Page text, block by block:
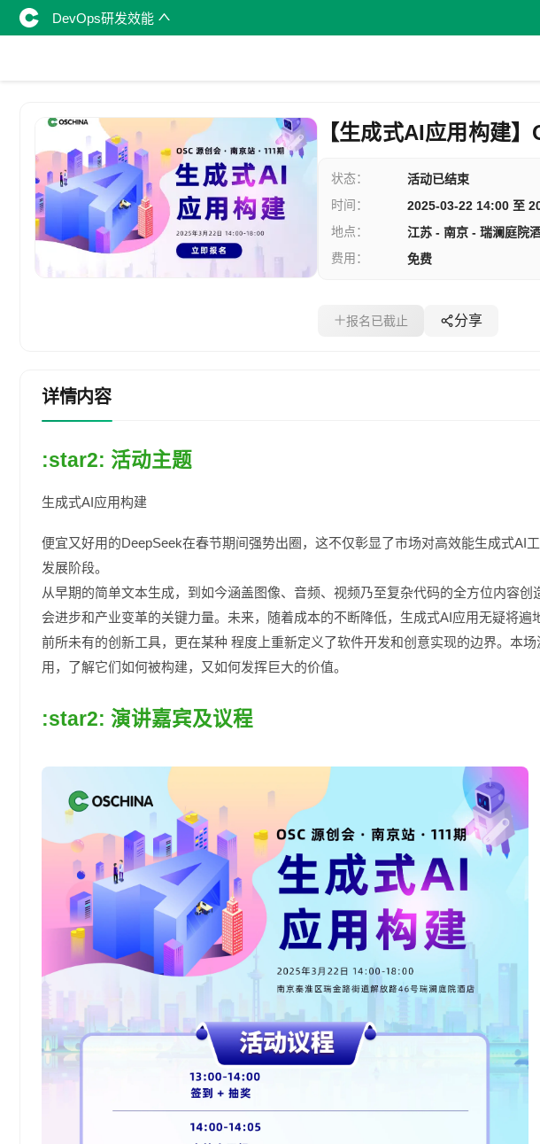
DevOps研发效能
【生成式AI应用构建
状态：
活动已结束
时间：
2025-03-22 14:00 至
地点：
江苏 - 南京 - 瑞澜庭院
费用：
免费
报名已截止 分享
详情内容
:star2: 活动主题
生成式AI应⽤构建
便宜⼜好⽤的DeepSeek在春节期间强势出圈，这不仅彰显了市场对⾼效能⽣成式AI
发展阶段。
从早期的简单⽂本⽣成，到如今涵盖图像、⾳频、视频乃⾄复杂代码的全⽅位内容
会进步和产业变⾰的关键⼒量。未来，随着成本的不断降低，⽣成式AI应⽤⽆疑将
前所未有的创新⼯具，更在某种 程度上重新定义了软件开发和创意实现的边界。本
⽤，了解它们如何被构建，⼜如何发挥巨⼤的价值。
:star2: 演讲嘉宾及议程